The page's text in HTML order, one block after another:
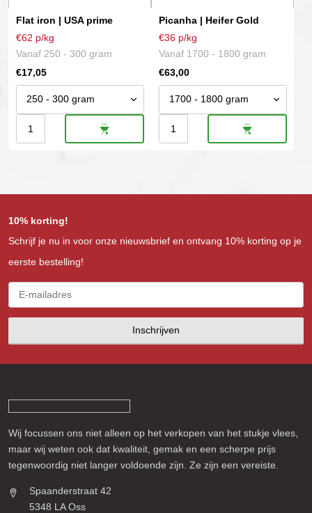
Flat iron | USA prime
€62 p/kg
Vanaf 250 - 300 gram
€17,05
Flat
iron
variaties.
Deze
optie
gekozen
worden
op
productpagina
Picanha | Heifer Gold
€36 p/kg
Vanaf 1700 - 1800 gram
€63,00
Picanha
|
variaties.
Deze
optie
gekozen
worden
op
productpagina
10% korting!
Schrijf je nu in voor onze nieuwsbrief en ontvang 10% korting op je
eerste bestelling!
Inschrijven
Wij focussen ons niet alleen op het verkopen van het stukje vlees,
maar wij weten ook dat kwaliteit, gemak en een scherpe prijs
tegenwoordig niet langer voldoende zijn. Ze zijn een vereiste.
Spaanderstraat 42
5348 LA Oss